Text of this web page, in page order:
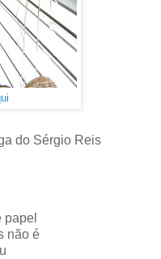
do Sérgio Reis
papel
não é